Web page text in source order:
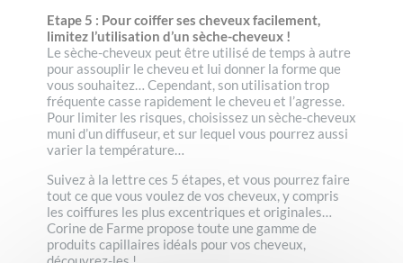
Etape 5 : Pour coiffer ses cheveux facilement,
limitez l’utilisation d’un sèche-cheveux !
Le sèche-cheveux peut être utilisé de temps à autre
pour assouplir le cheveu et lui donner la forme que
vous souhaitez… Cependant, son utilisation trop
fréquente casse rapidement le cheveu et l’agresse.
Pour limiter les risques, choisissez un sèche-cheveux
muni d’un diffuseur, et sur lequel vous pourrez aussi
varier la température…
Suivez à la lettre ces 5 étapes, et vous pourrez faire
tout ce que vous voulez de vos cheveux, y compris
les coiffures les plus excentriques et originales…
Corine de Farme propose toute une gamme de
produits capillaires idéals pour vos cheveux,